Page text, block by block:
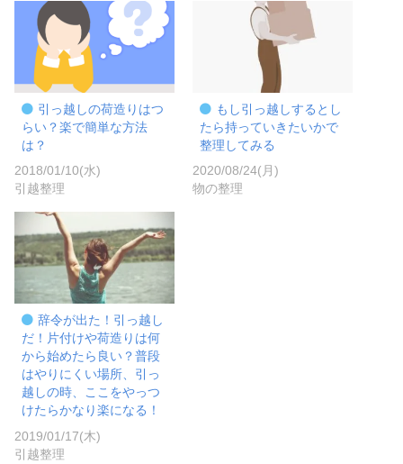
引っ越しの荷造りはつ
らい？楽で簡単な方法
は？
2018/01/10(水)
引越整理
もし引っ越しするとし
たら持っていきたいかで
整理してみる
2020/08/24(月)
物の整理
辞令が出た！引っ越し
だ！片付けや荷造りは何
から始めたら良い？普段
はやりにくい場所、引っ
越しの時、ここをやっつ
けたらかなり楽になる！
2019/01/17(木)
引越整理